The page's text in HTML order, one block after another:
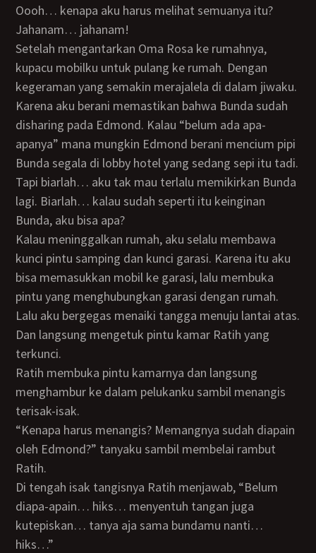
Oooh… kenapa aku harus melihat semuanya itu?
Jahanam… jahanam!
Setelah mengantarkan Oma Rosa ke rumahnya,
kupacu mobilku untuk pulang ke rumah. Dengan
kegeraman yang semakin merajalela di dalam jiwaku.
Karena aku berani memastikan bahwa Bunda sudah
disharing pada Edmond. Kalau “belum ada apa-
apanya” mana mungkin Edmond berani mencium pipi
Bunda segala di lobby hotel yang sedang sepi itu tadi.
Tapi biarlah… aku tak mau terlalu memikirkan Bunda
lagi. Biarlah… kalau sudah seperti itu keinginan
Bunda, aku bisa apa?
Kalau meninggalkan rumah, aku selalu membawa
kunci pintu samping dan kunci garasi. Karena itu aku
bisa memasukkan mobil ke garasi, lalu membuka
pintu yang menghubungkan garasi dengan rumah.
Lalu aku bergegas menaiki tangga menuju lantai atas.
Dan langsung mengetuk pintu kamar Ratih yang
terkunci.
Ratih membuka pintu kamarnya dan langsung
menghambur ke dalam pelukanku sambil menangis
terisak-isak.
“Kenapa harus menangis? Memangnya sudah diapain
oleh Edmond?” tanyaku sambil membelai rambut
Ratih.
Di tengah isak tangisnya Ratih menjawab, “Belum
diapa-apain… hiks… menyentuh tangan juga
kutepiskan… tanya aja sama bundamu nanti…
hiks…”